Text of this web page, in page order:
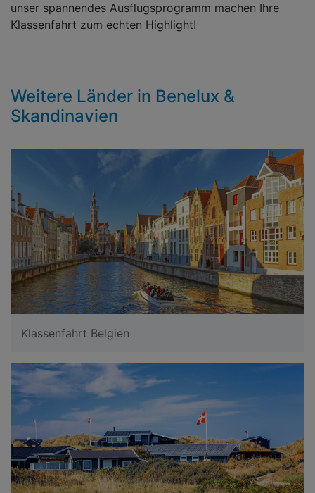
unser spannendes Ausflugsprogramm machen Ihre
Klassenfahrt zum echten Highlight!
Weitere Länder in Benelux &
Skandinavien
Klassenfahrt Belgien